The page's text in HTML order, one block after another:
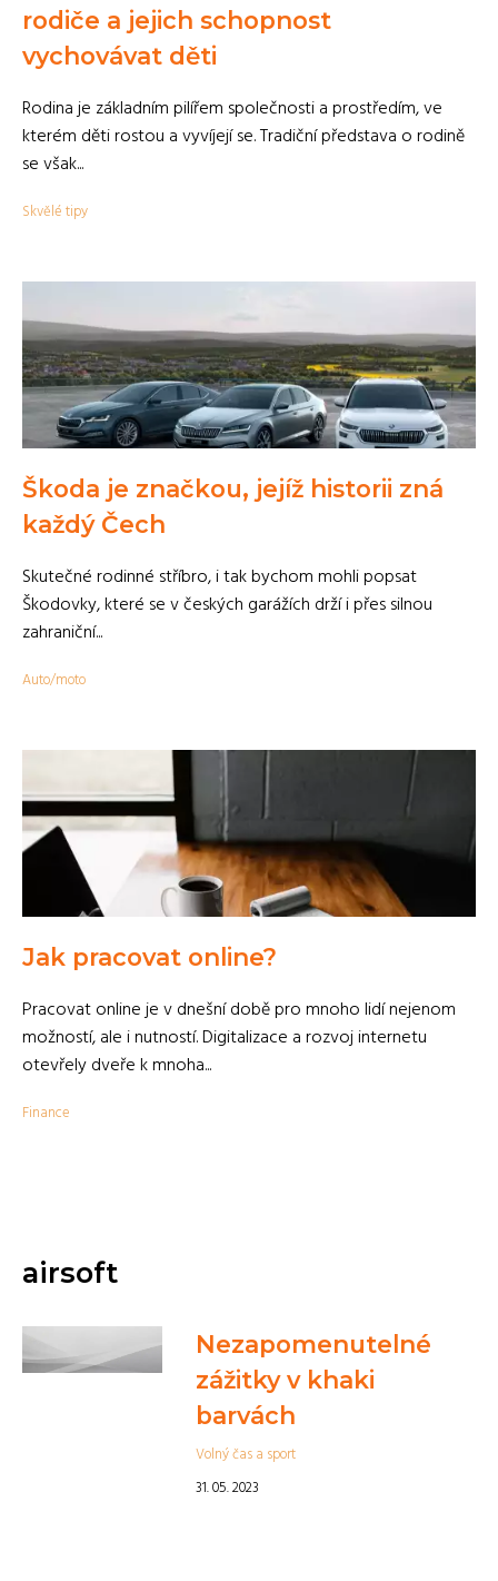
rodiče a jejich schopnost
vychovávat děti
Rodina je základním pilířem společnosti a prostředím, ve
kterém děti rostou a vyvíjejí se. Tradiční představa o rodině
se však...
Skvělé tipy
Škoda je značkou, jejíž historii zná
každý Čech
Skutečné rodinné stříbro, i tak bychom mohli popsat
Škodovky, které se v českých garážích drží i přes silnou
zahraniční...
Auto/moto
Jak pracovat online?
Pracovat online je v dnešní době pro mnoho lidí nejenom
možností, ale i nutností. Digitalizace a rozvoj internetu
otevřely dveře k mnoha...
Finance
airsoft
Nezapomenutelné
zážitky v khaki
barvách
Volný čas a sport
31. 05. 2023